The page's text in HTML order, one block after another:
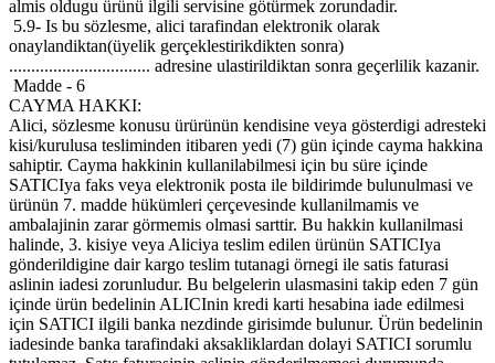
almis oldugu ürünü ilgili servisine götürmek zorundadir.
5.9- Is bu sözlesme, alici tarafindan elektronik olarak
onaylandiktan(üyelik gerçeklestirikdikten sonra)
................................ adresine ulastirildiktan sonra geçerlilik kazanir.
Madde - 6
CAYMA HAKKI:
Alici, sözlesme konusu ürürünün kendisine veya gösterdigi adresteki
kisi/kurulusa tesliminden itibaren yedi (7) gün içinde cayma hakkina
sahiptir. Cayma hakkinin kullanilabilmesi için bu süre içinde
SATICIya faks veya elektronik posta ile bildirimde bulunulmasi ve
ürünün 7. madde hükümleri çerçevesinde kullanilmamis ve
ambalajinin zarar görmemis olmasi sarttir. Bu hakkin kullanilmasi
halinde, 3. kisiye veya Aliciya teslim edilen ürünün SATICIya
gönderildigine dair kargo teslim tutanagi örnegi ile satis faturasi
aslinin iadesi zorunludur. Bu belgelerin ulasmasini takip eden 7 gün
içinde ürün bedelinin ALICInin kredi karti hesabina iade edilmesi
için SATICI ilgili banka nezdinde girisimde bulunur. Ürün bedelinin
iadesinde banka tarafindaki aksakliklardan dolayi SATICI sorumlu